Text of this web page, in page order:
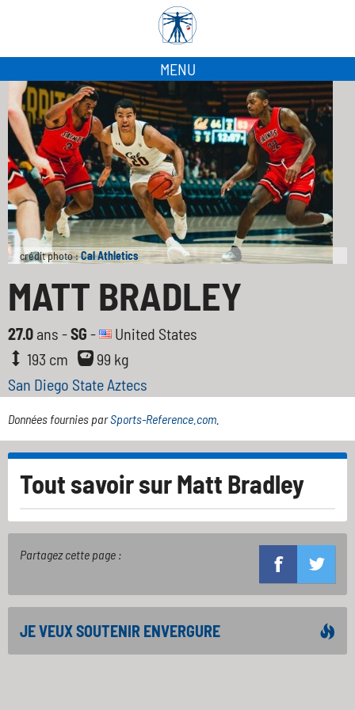
MENU
crédit photo :Cal Athletics
MATT BRADLEY
27.0 ans -SG -
United States
193 cm
99 kg
San Diego State Aztecs
Données fournies parSports-Reference.com
Tout savoir surMatt Bradley
Partagez cette page :
JE VEUX SOUTENIR ENVERGURE